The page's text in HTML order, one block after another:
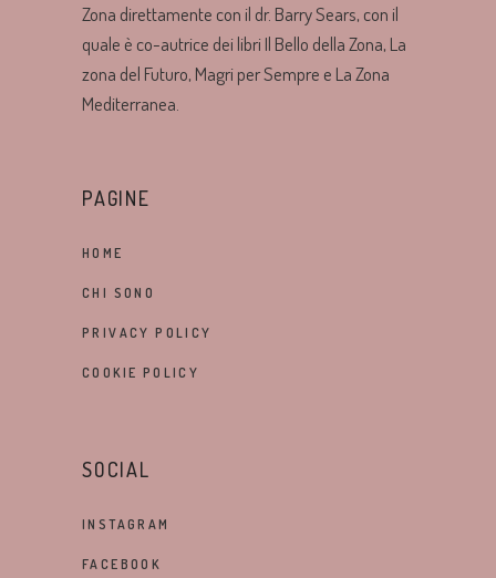
Zona direttamente con il dr. Barry Sears, con il
quale è co-autrice dei libri Il Bello della Zona, La
zona del Futuro, Magri per Sempre e La Zona
Mediterranea.
PAGINE
HOME
CHI SONO
PRIVACY POLICY
COOKIE POLICY
SOCIAL
INSTAGRAM
FACEBOOK